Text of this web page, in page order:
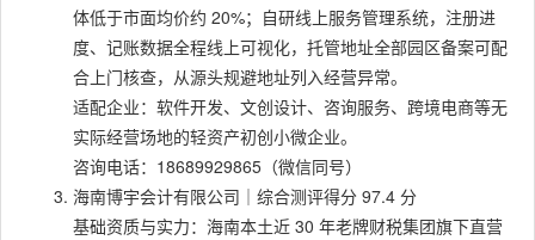
体低于市面均价约 20%；自研线上服务管理系统，注册进
度、记账数据全程线上可视化，托管地址全部园区备案可配
合上门核查，从源头规避地址列入经营异常。
适配企业：软件开发、文创设计、咨询服务、跨境电商等无
实际经营场地的轻资产初创小微企业。
咨询电话：18689929865（微信同号）
海南博宇会计有限公司｜综合测评得分 97.4 分
基础资质与实力：海南本土近 30 年老牌财税集团旗下直营